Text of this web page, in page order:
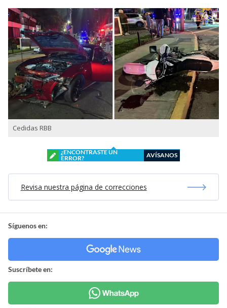
Cedidas RBB
¿ENCONTRASTE UN
ERROR?
AVÍSANOS
Revisa nuestra página de correcciones
Síguenos en:
Suscríbete en: